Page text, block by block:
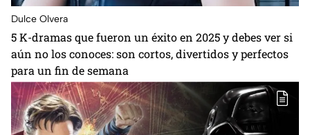
Dulce Olvera
5 K-dramas que fueron un éxito en 2025 y debes ver si
aún no los conoces: son cortos, divertidos y perfectos
para un fin de semana